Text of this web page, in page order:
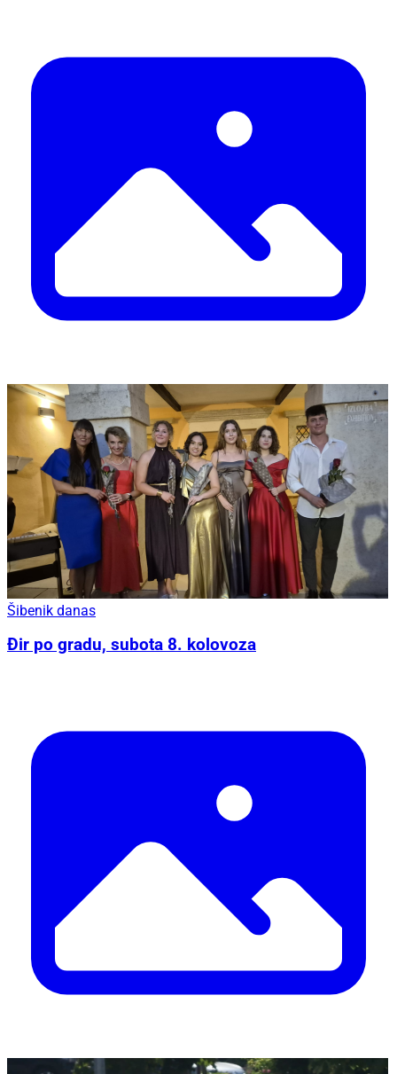
Šibenik danas
Đir po gradu, subota 8. kolovoza